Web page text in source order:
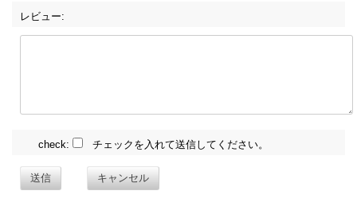
レビュー:
check: チェックを入れて送信してください。
送信 キャンセル